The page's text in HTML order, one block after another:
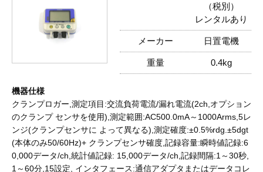
（税別）
レンタルあり
メーカー 日置電機
重量 0.4kg
機器仕様
クランプロガー,測定項目:交流負荷電流/漏れ電流(2ch,オプション
のクランプ センサを使用),測定範囲:AC500.0mA～1000Arms,5レ
ンジ(クランプセンサに よって異なる),測定確度:±0.5%rdg.±5dgt
(本体のみ50/60Hz)+ クランプセンサ確度,記録容量:瞬時値記録:6
0,000データ/ch,統計値記録: 15,000データ/ch,記録間隔:1～30秒,
1～60分,15設定, インタフェース:通信アダプタまたはデータコレ